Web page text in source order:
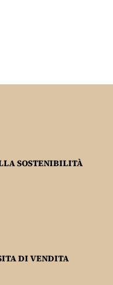
SOSTENIBILITÀ
DI VENDITA